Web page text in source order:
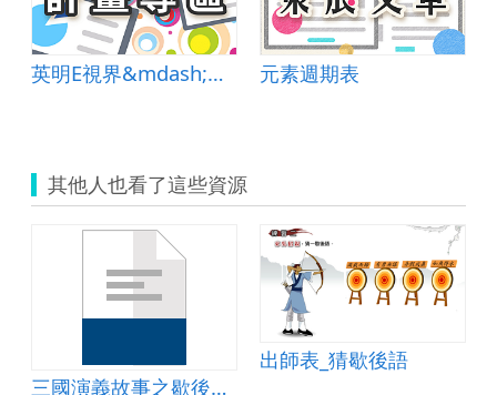
英明E視界&mdash;&mdash;傳統與科技的美麗相遇 元素週期表
其他人也看了這些資源
三國演義故事之歇後語學習單
出師表_猜歇後語